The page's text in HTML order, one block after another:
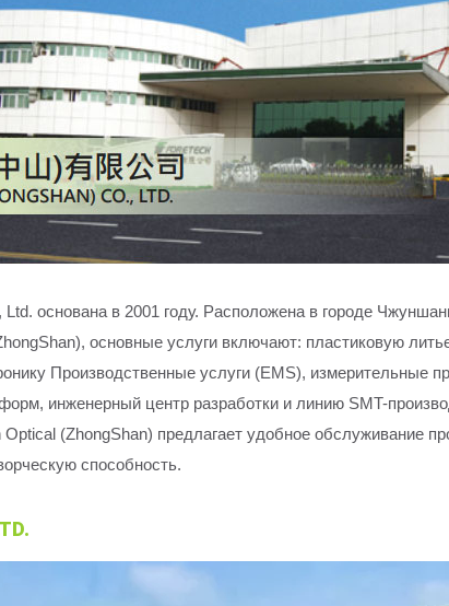
Ltd. основана в 2001 году. Расположена в городе
основные услуги включают: пластиковую
Производственные услуги (EMS),
инженерный центр разработки и линию SMT-
(ZhongShan) предлагает удобное обслуживание
способность.